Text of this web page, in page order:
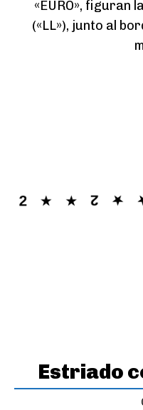
«EURO», figuran
(«LL»), junto al
Estriado